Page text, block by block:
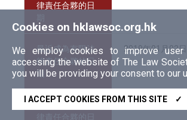
律責任合夥的日
最近成為有限法
律責任合夥的日
期
2019年01月02日
終止成為有限法
Cookies on hklawsoc.org.hk
We employ cookies to improve user
accessing the website of The Law
you will be providing your consent to our
I ACCEPT COOKIES FROM THIS SITE ✓